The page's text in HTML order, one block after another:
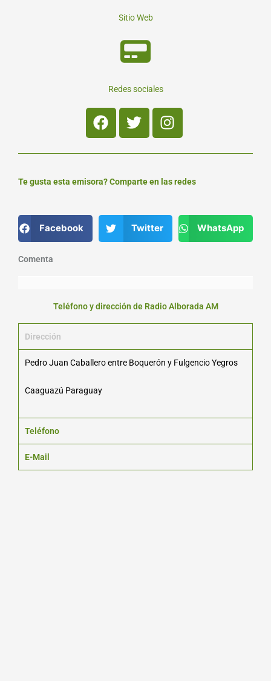
Sitio Web
Redes sociales
Facebook
TwitterInstagram
Te gusta esta emisora? Comparte en las redes
Facebook Twitter WhatsApp
Comenta
Teléfono y dirección de Radio Alborada AM
Dirección
Pedro Juan Caballero entre Boquerón y Fulgencio Yegros
Caaguazú Paraguay
Teléfono
E-Mail